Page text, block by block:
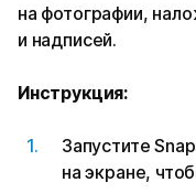
на фотографии,
и надписей.
Инструкция:
Запустите
на экране,